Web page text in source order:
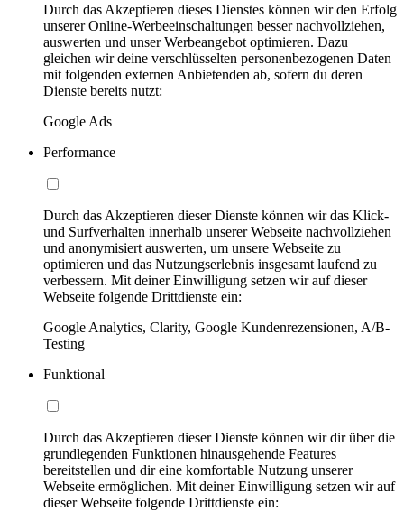
Durch das Akzeptieren dieses Dienstes können wir den Erfolg
unserer Online-Werbeeinschaltungen besser nachvollziehen,
auswerten und unser Werbeangebot optimieren. Dazu
gleichen wir deine verschlüsselten personenbezogenen Daten
mit folgenden externen Anbietenden ab, sofern du deren
Dienste bereits nutzt:
Google Ads
Performance
Durch das Akzeptieren dieser Dienste können wir das Klick-
und Surfverhalten innerhalb unserer Webseite nachvollziehen
und anonymisiert auswerten, um unsere Webseite zu
optimieren und das Nutzungserlebnis insgesamt laufend zu
verbessern. Mit deiner Einwilligung setzen wir auf dieser
Webseite folgende Drittdienste ein:
Google Analytics, Clarity, Google Kundenrezensionen, A/B-
Testing
Funktional
Durch das Akzeptieren dieser Dienste können wir dir über die
grundlegenden Funktionen hinausgehende Features
bereitstellen und dir eine komfortable Nutzung unserer
Webseite ermöglichen. Mit deiner Einwilligung setzen wir auf
dieser Webseite folgende Drittdienste ein: